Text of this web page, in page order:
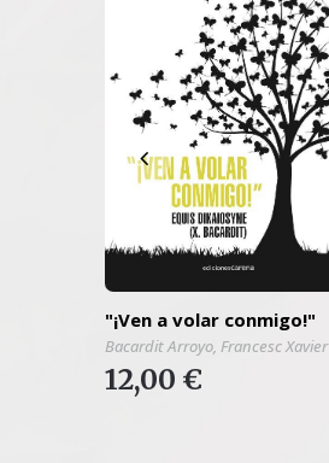
"¡Ven a volar conmigo!"
Bacardit Arroyo, Francesc Xavier
12,00 €